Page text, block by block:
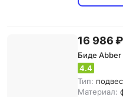
16 986 ₽
Биде Abber
4.4
Тип:
Материал: